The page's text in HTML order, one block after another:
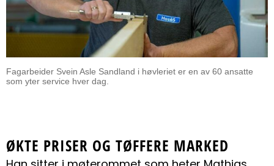
Fagarbeider Svein Asle Sandland i høvleriet er en av 60 ansatte
som yter service hver dag.
ØKTE PRISER OG TØFFERE MARKED